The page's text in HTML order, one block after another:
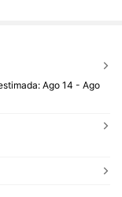
Ago 14 - Ago